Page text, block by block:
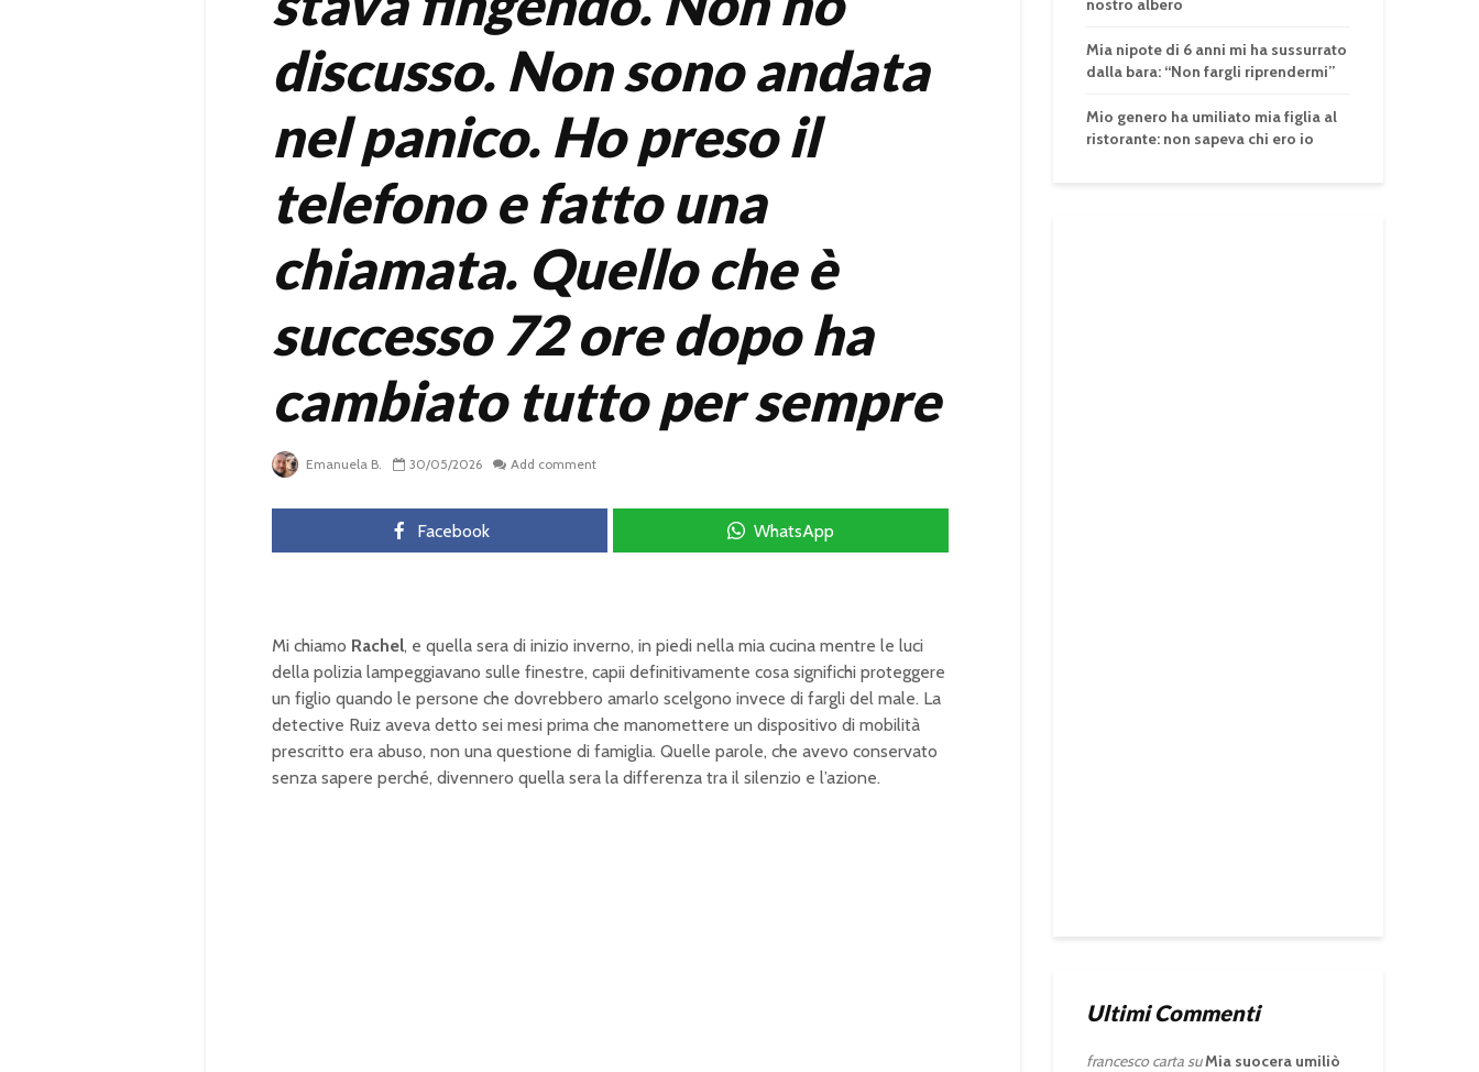
discusso. Non sono andata
nel panico. Ho preso il
telefono e fatto una
chiamata. Quello che è
successo 72 ore dopo ha
cambiato tutto per sempre
Emanuela B. 30/05/2026 Add comment
Facebook WhatsApp
Mi chiamo Rachel, e quella sera di inizio inverno, in piedi nella mia cucina mentre le luci
della polizia lampeggiavano sulle finestre, capii definitivamente cosa significhi proteggere
un figlio quando le persone che dovrebbero amarlo scelgono invece di fargli del male. La
detective Ruiz aveva detto sei mesi prima che manomettere un dispositivo di mobilità
prescritto era abuso, non una questione di famiglia. Quelle parole, che avevo conservato
senza sapere perché, divennero quella sera la differenza tra il silenzio e l’azione.
nostro albero
Mia nipote di 6 anni mi ha sussurrato
dalla bara: “Non fargli riprendermi”
Mio genero ha umiliato mia figlia al
ristorante: non sapeva chi ero io
Ultimi Commenti
francesco cartasuMia suocera umiliò